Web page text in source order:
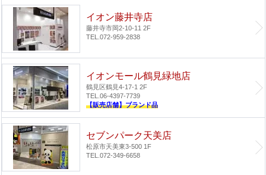
イオン藤井寺店
藤井寺市岡2-10-11 2F
TEL.072-959-2838
イオンモール鶴見緑地店
鶴見区鶴見4-17-1 2F
TEL.06-4397-7739
【販売店舗】ブランド品
セブンパーク天美店
松原市天美東3-500 1F
TEL.072-349-6658